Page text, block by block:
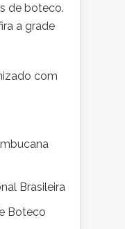
de boteco.
a grade
com
Brasileira
Boteco